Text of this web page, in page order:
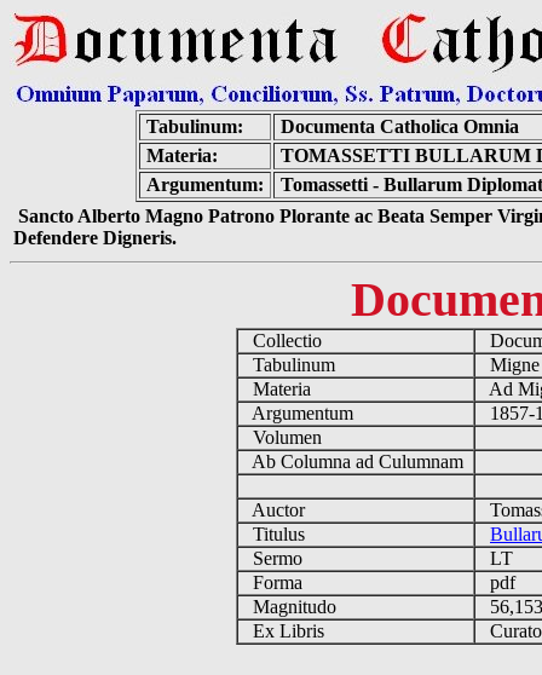
Tabulinum:
Documenta Catholica Omnia
Materia:
TOMASSETTI BULLARUM
Argumentum:
Tomassetti - Bullarum
Sancto Alberto Magno Patrono Plorante ac Beata Semper
Defendere Digneris.
Collectio
Tabulinum
Materia
Ad
Argumentum
1857-
Volumen
Ab Columna ad Culumnam
Auctor
Titulus
Sermo
LT
Forma
pdf
Magnitudo
Ex Libris